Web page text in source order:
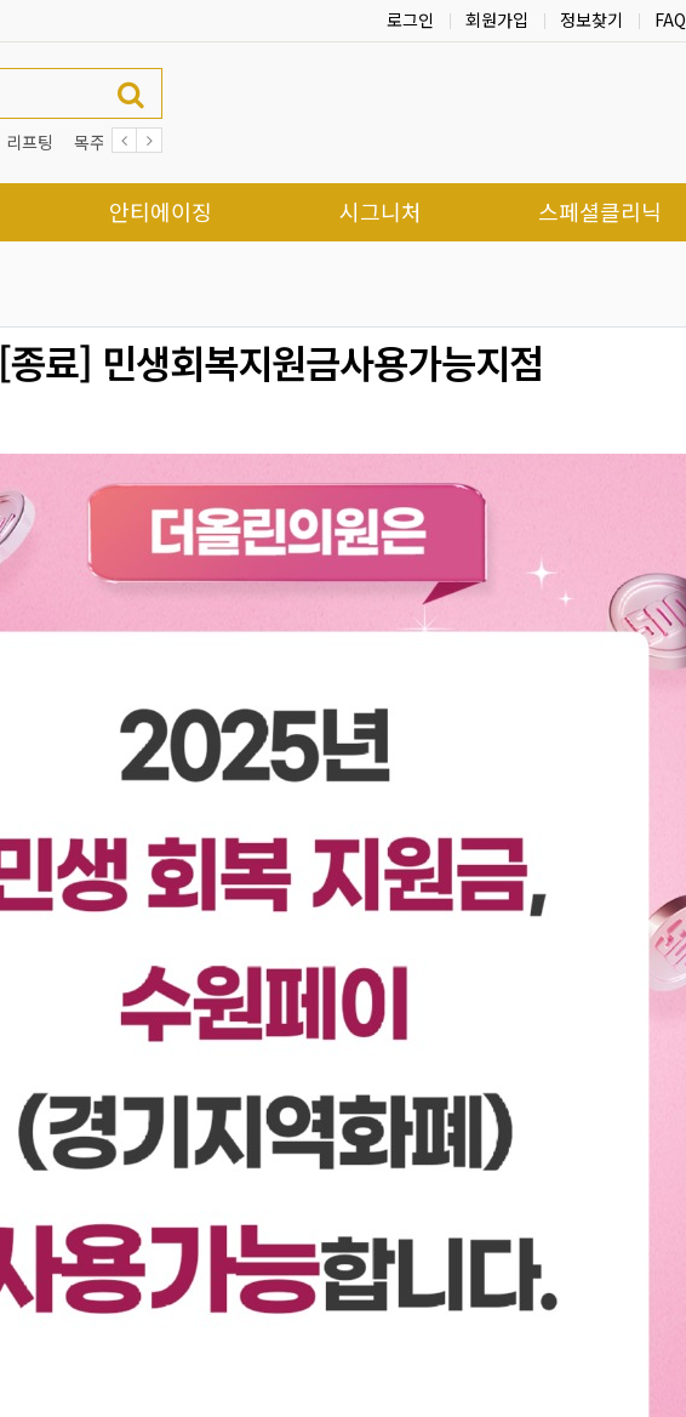
로그인 회원가입 정보찾기 FAQ
리프팅 목주름 여드름
안티에이징 시그니처 스페셜클리닉
[종료] 민생회복지원금사용가능지점